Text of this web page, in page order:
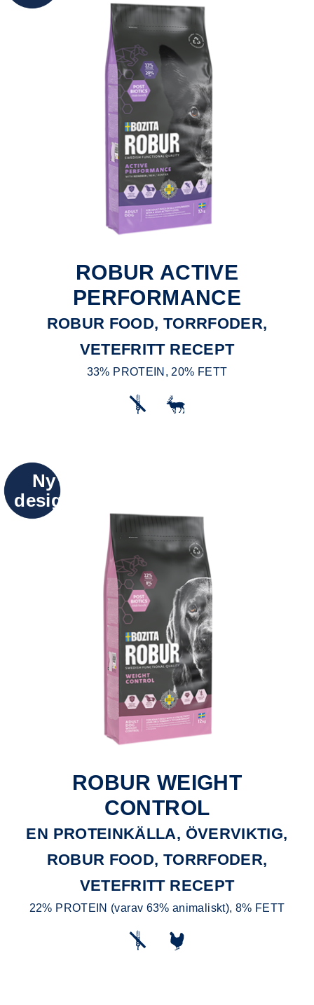
ROBUR ACTIVE
PERFORMANCE
ROBUR FOOD, TORRFODER,
VETEFRITT RECEPT
33% PROTEIN, 20% FETT
Ny
design
ROBUR WEIGHT
CONTROL
EN PROTEINKÄLLA, ÖVERVIKTIG,
ROBUR FOOD, TORRFODER,
VETEFRITT RECEPT
22% PROTEIN (varav 63% animaliskt), 8% FETT